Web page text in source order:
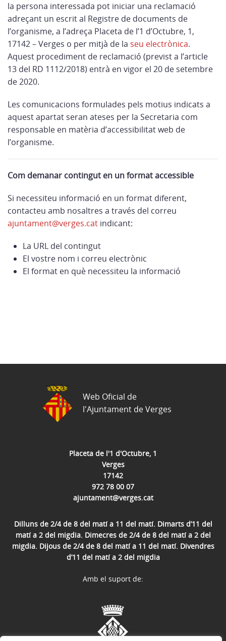
la persona interessada pot iniciar una reclamació
adreçant un escrit al Registre de documents de
l’organisme, a l’adreça Placeta de l’1 d’Octubre, 1,
17142 – Verges o per mitjà de la seu electrònica.
Aquest procediment de reclamació (previst a l’article
13 del RD 1112/2018) entrà en vigor el 20 de setembre
de 2020.
Les comunicacions formulades pels motius indicats a
aquest apartat seran ateses per la Secretaria com
responsable en matèria d’accessibilitat web de
l’organisme.
Com demanar contingut en un format accessible
Si necessiteu informació en un format diferent,
contacteu amb nosaltres a través del correu
ajuntament@verges.cat indicant:
La URL del contingut
El vostre nom i correu electrònic
El format en què necessiteu la informació
Placeta de l'1 d'Octubre, 1
Verges
17142
972 78 00 07
ajuntament@verges.cat
Dilluns de 2/4 de 8 del matí a 11 del matí. Dimarts d’11 del
matí a 2 del migdia. Dimecres de 2/4 de 8 del matí a 2 del
migdia. Dijous de 2/4 de 8 del matí a 11 del matí. Divendres
d’11 del matí a 2 del migdia
Web Oficial de
l'Ajuntament de Verges
Amb el suport de: